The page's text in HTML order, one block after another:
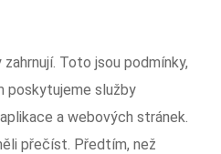
Toto jsou podmínky,
poskytujeme služby
a webových stránek.
přečíst. Předtím, než